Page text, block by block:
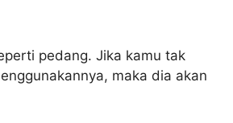
pedang. Jika kamu tak
maka dia akan